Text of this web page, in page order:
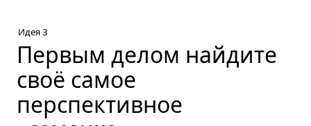
Идея 3
Первым делом найдите
своё самое
перспективное